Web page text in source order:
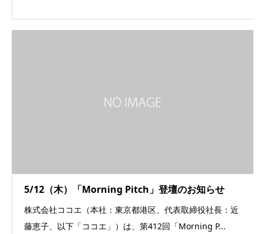
5/12（木）「Morning Pitch」登壇のお知らせ
株式会社ココエ（本社：東京都港区、代表取締役社長：近
藤恵子、以下「ココエ」）は、第412回「Morning P...